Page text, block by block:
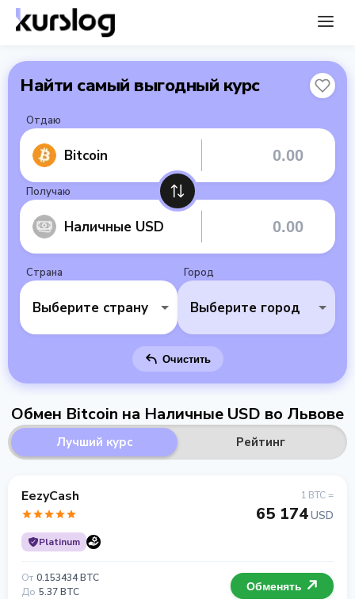
Найти самый выгодный курс
Отдаю
Bitcoin
Получаю
Наличные USD
Страна
Выберите страну
Город
Выберите город
Очистить
Обмен Bitcoin на Наличные USD во Львове
Лучший курс Рейтинг
EezyCash
Platinum
1 BTC =
65 174USD
От 0.153434 BTC
До 5.37 BTC Обменять